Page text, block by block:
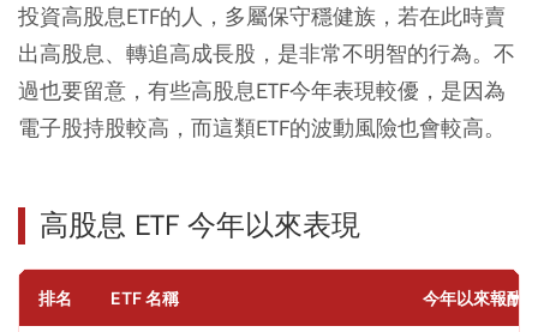
投資高股息ETF的人，多屬保守穩健族，若在此時賣
出高股息、轉追高成長股，是非常不明智的行為。不
過也要留意，有些高股息ETF今年表現較優，是因為
電子股持股較高，而這類ETF的波動風險也會較高。
高股息 ETF 今年以來表現
排名 ETF 名稱 今年以來報酬